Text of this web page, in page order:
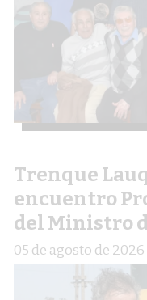
Trenque
encuentro
del Ministro
05 de agosto de 2026